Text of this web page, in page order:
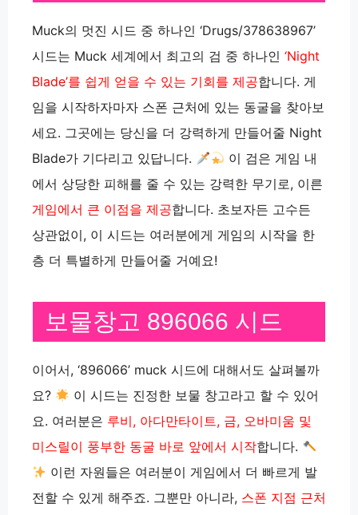
Muck의 멋진 시드 중 하나인 ‘Drugs/378638967’
시드는 Muck 세계에서 최고의 검 중 하나인 ‘Night
Blade’를 쉽게 얻을 수 있는 기회를 제공합니다. 게
임을 시작하자마자 스폰 근처에 있는 동굴을 찾아보
세요. 그곳에는 당신을 더 강력하게 만들어줄 Night
Blade가 기다리고 있답니다.
이 검은 게임 내
에서 상당한 피해를 줄 수 있는 강력한 무기로, 이른
게임에서 큰 이점을 제공합니다. 초보자든 고수든
상관없이, 이 시드는 여러분에게 게임의 시작을 한
층 더 특별하게 만들어줄 거예요!
보물창고 896066 시드
이어서, ‘896066’ muck 시드에 대해서도 살펴볼까
요?
이 시드는 진정한 보물 창고라고 할 수 있어
요. 여러분은 루비, 아다만타이트, 금, 오바미움 및
미스릴이 풍부한 동굴 바로 앞에서 시작합니다.
이런 자원들은 여러분이 게임에서 더 빠르게 발
전할 수 있게 해주죠. 그뿐만 아니라, 스폰 지점 근처